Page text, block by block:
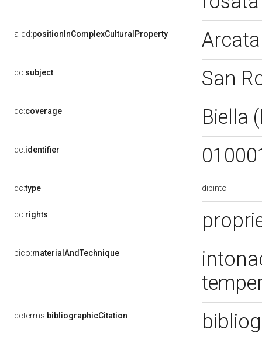
a-dd:positionInComplexCulturalProperty
dc:subject San
dc:coverage Biella
dc:identifier
dc:type dipinto
dc:rights
pico:materialAndTechnique
dcterms:bibliographicCitation